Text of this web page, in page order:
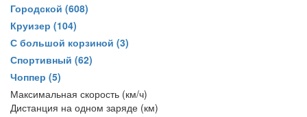
Городской (608)
Круизер (104)
С большой корзиной (3)
Спортивный (62)
Чоппер (5)
Максимальная скорость (км/ч)
Дистанция на одном заряде (км)